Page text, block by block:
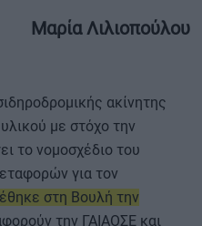
Μαρία Λιλιοπούλου
ακίνητης
με στόχο την
το νομοσχέδιο του
για τον
στη Βουλή την
την ΓΑΙΑΟΣΕ και